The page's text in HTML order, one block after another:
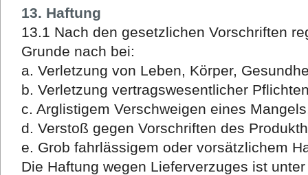
13. Haftung
13.1 Nach den gesetzlichen Vorschriften
Grunde nach bei:
a. Verletzung von Leben, Körper,
b. Verletzung vertragswesentlicher
c. Arglistigem Verschweigen eines
d. Verstoß gegen Vorschriften des
e. Grob fahrlässigem oder vorsätzlichem
Die Haftung wegen Lieferverzuges ist